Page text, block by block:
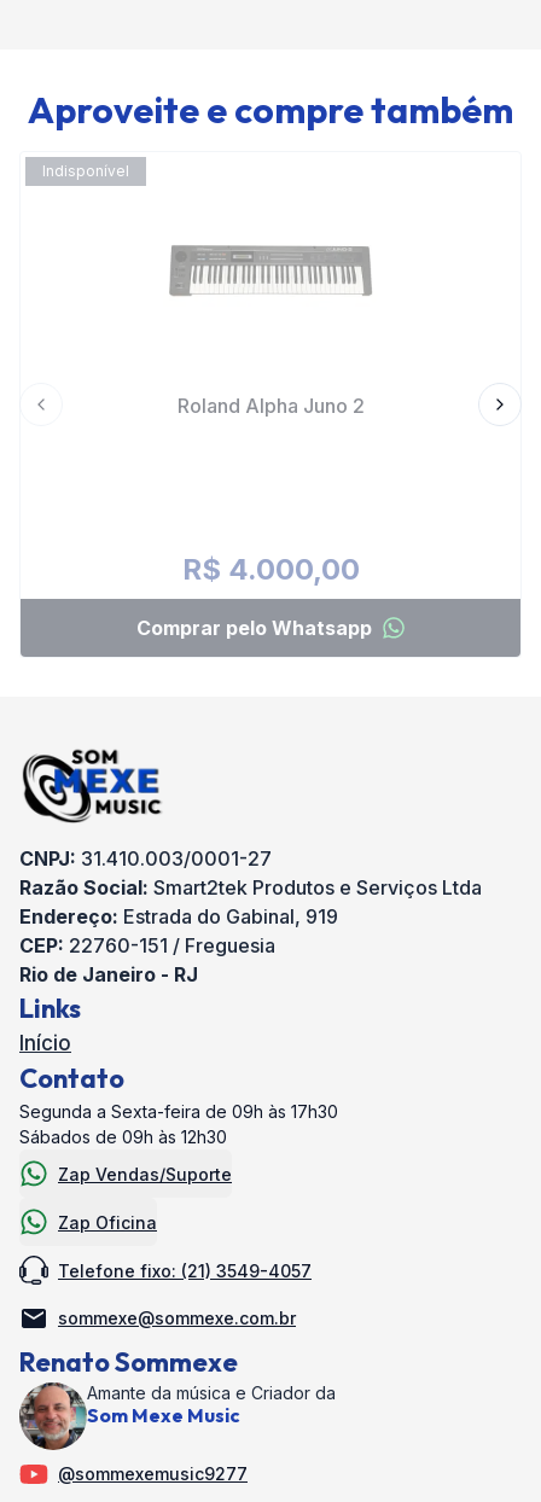
Aproveite e compre também
Indisponível
Roland Alpha Juno 2
R$ 4.000,00
Comprar pelo Whatsapp
Previous slide
CNPJ: 31.410.003/0001-27
Razão Social: Smart2tek Produtos e Serviços Ltda
Endereço: Estrada do Gabinal, 919
CEP: 22760-151 / Freguesia
Rio de Janeiro - RJ
Links
Início
Contato
Segunda a Sexta-feira de 09h às 17h30
Sábados de 09h às 12h30
Zap Vendas/Suporte
Zap Oficina
Telefone fixo: (21) 3549-4057
sommexe@sommexe.com.br
Renato Sommexe
Amante da música e Criador da
Som Mexe Music
@sommexemusic9277